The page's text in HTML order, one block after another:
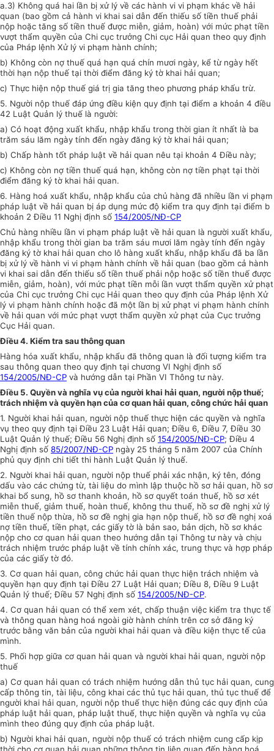
a.3) Không quá hai lần bị xử lý về các hành vi vi phạm khác về hải
quan (bao gồm cả hành vi khai sai dẫn đến thiếu số tiền thuế phải
nộp hoặc tăng số tiền thuế được miễn, giảm, hoàn) với mức phạt tiền
vượt thẩm quyền của Chi cục trưởng Chi cục Hải quan theo quy định
của Pháp lệnh Xử lý vi phạm hành chính;
b) Không còn nợ thuế quá hạn quá chín mươi ngày, kể từ ngày hết
thời hạn nộp thuế tại thời điểm đăng ký tờ khai hải quan;
c) Thực hiện nộp thuế giá trị gia tăng theo phương pháp khấu trừ.
5. Người nộp thuế đáp ứng điều kiện quy định tại điểm a khoản 4 điều
42 Luật Quản lý thuế là người:
a) Có hoạt động xuất khẩu, nhập khẩu trong thời gian ít nhất là ba
trăm sáu lăm ngày tính đến ngày đăng ký tờ khai hải quan;
b) Chấp hành tốt pháp luật về hải quan nêu tại khoản 4 Điều này;
c) Không còn nợ tiền thuế quá hạn, không còn nợ tiền phạt tại thời
điểm đăng ký tờ khai hải quan.
6. Hàng hoá xuất khẩu, nhập khẩu của chủ hàng đã nhiều lần vi phạm
pháp luật về hải quan bị áp dụng mức độ kiểm tra quy định tại điểm b
khoản 2 Điều 11 Nghị định số 154/2005/NĐ-CP
Chủ hàng nhiều lần vi phạm pháp luật về hải quan là người xuất khẩu,
nhập khẩu trong thời gian ba trăm sáu mươi lăm ngày tính đến ngày
đăng ký tờ khai hải quan cho lô hàng xuất khẩu, nhập khẩu đã ba lần
bị xử lý về hành vi vi phạm hành chính về hải quan (bao gồm cả hành
vi khai sai dẫn đến thiếu số tiền thuế phải nộp hoặc số tiền thuế được
miễn, giảm, hoàn), với mức phạt tiền mỗi lần vượt thẩm quyền xử phạt
của Chi cục trưởng Chi cục Hải quan theo quy định của Pháp lệnh Xử
lý vi phạm hành chính hoặc đã một lần bị xử phạt vi phạm hành chính
về hải quan với mức phạt vượt thẩm quyền xử phạt của Cục trưởng
Cục Hải quan.
Điều 4. Kiểm tra sau thông quan
Hàng hóa xuất khẩu, nhập khẩu đã thông quan là đối tượng kiểm tra
sau thông quan theo quy định tại chương VI Nghị định số
154/2005/NĐ-CP và hướng dẫn tại Phần VI Thông tư này.
Điều 5. Quyền và nghĩa vụ của người khai hải quan, người nộp thuế;
trách nhiệm và quyền hạn của cơ quan hải quan, công chức hải quan
1. Người khai hải quan, người nộp thuế thực hiện các quyền và nghĩa
vụ theo quy định tại Điều 23 Luật Hải quan; Điều 6, Điều 7, Điều 30
Luật Quản lý thuế; Điều 56 Nghị định số 154/2005/NĐ-CP; Điều 4
Nghị định số 85/2007/NĐ-CP ngày 25 tháng 5 năm 2007 của Chính
phủ quy định chi tiết thi hành Luật Quản lý thuế.
2. Người khai hải quan, người nộp thuế phải xác nhận, ký tên, đóng
dấu vào các chứng từ, tài liệu do mình lập thuộc hồ sơ hải quan, hồ sơ
khai bổ sung, hồ sơ thanh khoản, hồ sơ quyết toán thuế, hồ sơ xét
miễn thuế, giảm thuế, hoàn thuế, không thu thuế, hồ sơ đề nghị xử lý
tiền thuế nộp thừa, hồ sơ đề nghị gia hạn nộp thuế, hồ sơ đề nghị xoá
nợ tiền thuế, tiền phạt, các giấy tờ là bản sao, bản dịch, hồ sơ khác
nộp cho cơ quan hải quan theo hướng dẫn tại Thông tư này và chịu
trách nhiệm trước pháp luật về tính chính xác, trung thực và hợp pháp
của các giấy tờ đó.
3. Cơ quan hải quan, công chức hải quan thực hiện trách nhiệm và
quyền hạn quy định tại Điều 27 Luật Hải quan; Điều 8, Điều 9 Luật
Quản lý thuế; Điều 57 Nghị định số 154/2005/NĐ-CP.
4. Cơ quan hải quan có thể xem xét, chấp thuận việc kiểm tra thực tế
và thông quan hàng hoá ngoài giờ hành chính trên cơ sở đăng ký
trước bằng văn bản của người khai hải quan và điều kiện thực tế của
mình.
5. Phối hợp giữa cơ quan hải quan và người khai hải quan, người nộp
thuế
a) Cơ quan hải quan có trách nhiệm hướng dẫn thủ tục hải quan, cung
cấp thông tin, tài liệu, công khai các thủ tục hải quan, thủ tục thuế để
người khai hải quan, người nộp thuế thực hiện đúng các quy định của
pháp luật hải quan, pháp luật thuế, thực hiện quyền và nghĩa vụ của
mình theo đúng quy định của pháp luật.
b) Người khai hải quan, người nộp thuế có trách nhiệm cung cấp kịp